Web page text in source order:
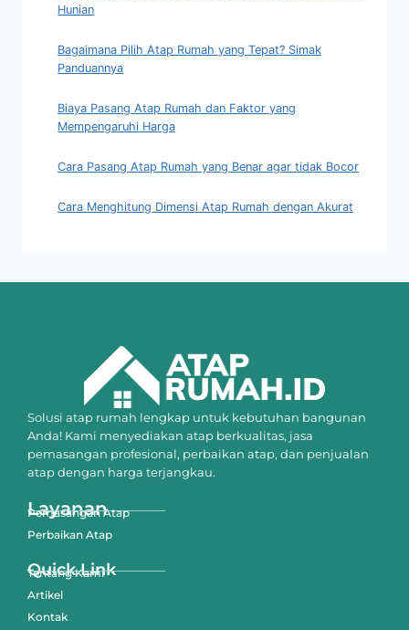
Hunian
Bagaimana Pilih Atap Rumah yang Tepat? Simak
Panduannya
Biaya Pasang Atap Rumah dan Faktor yang
Mempengaruhi Harga
Cara Pasang Atap Rumah yang Benar agar tidak Bocor
Cara Menghitung Dimensi Atap Rumah dengan Akurat
Solusi atap rumah lengkap untuk kebutuhan bangunan
Anda! Kami menyediakan atap berkualitas, jasa
pemasangan profesional, perbaikan atap, dan penjualan
atap dengan harga terjangkau.
Layanan
Pemasangan Atap
Perbaikan Atap
Quick Link
Tentang Kami
Artikel
Kontak